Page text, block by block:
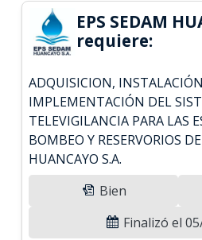
EPS SEDAM
requiere:
ADQUISICION,
IMPLEMENTACIÓN DEL
TELEVIGILANCIA PARA LAS
BOMBEO Y RESERVORIOS
HUANCAYO S.A.
Bien
Finalizó el